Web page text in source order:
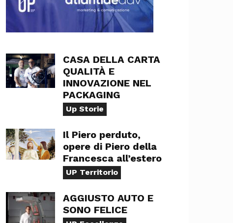
CASA DELLA CARTA
QUALITÀ E
INNOVAZIONE NEL
PACKAGING
Up Storie
Il Piero perduto,
opere di Piero della
Francesca all’estero
UP Territorio
AGGIUSTO AUTO E
SONO FELICE